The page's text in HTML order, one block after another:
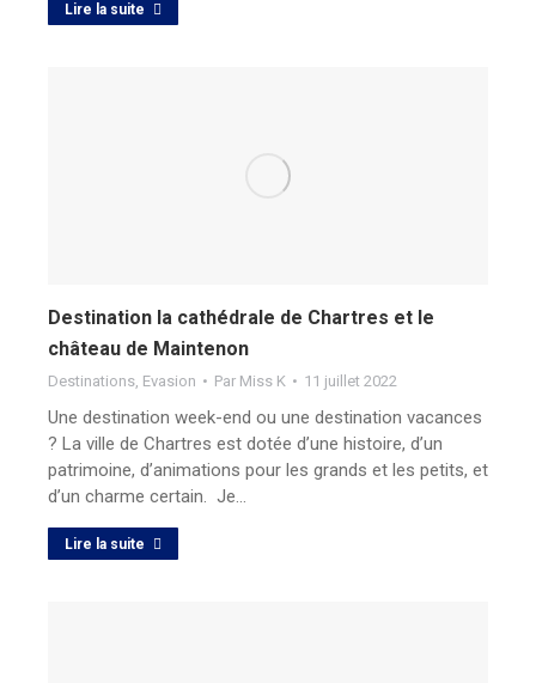
Lire la suite
Destination la cathédrale de Chartres et le
château de Maintenon
Destinations Evasion Par Miss K 11 juillet 2022
Une destination week-end ou une destination vacances
? La ville de Chartres est dotée d’une histoire, d’un
patrimoine, d’animations pour les grands et les petits, et
d’un charme certain. Je…
Lire la suite